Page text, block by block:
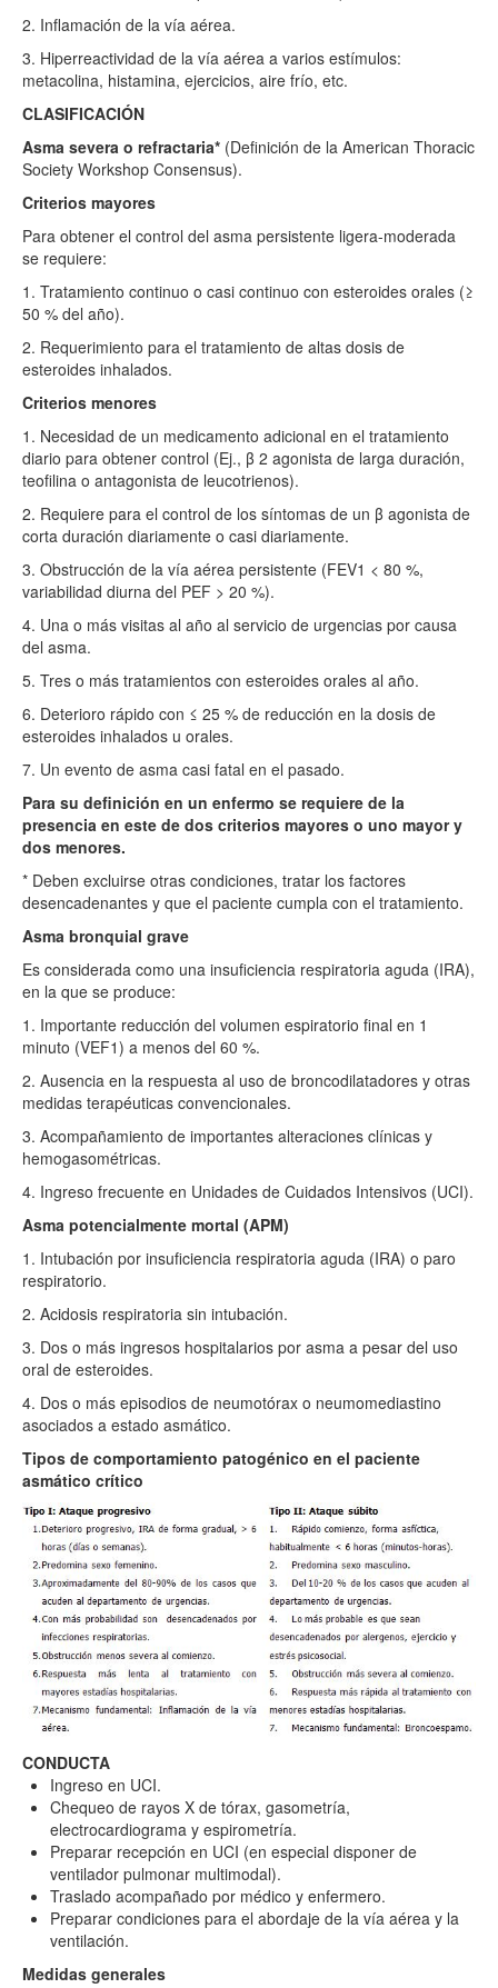
2. Inflamación de la vía aérea.
3. Hiperreactividad de la vía aérea a varios estímulos:
metacolina, histamina, ejercicios, aire frío, etc.
CLASIFICACIÓN
Asma severa o refractaria* (Definición de la American Thoracic
Society Workshop Consensus).
Criterios mayores
Para obtener el control del asma persistente ligera-moderada
se requiere:
1. Tratamiento continuo o casi continuo con esteroides orales (≥
50 % del año).
2. Requerimiento para el tratamiento de altas dosis de
esteroides inhalados.
Criterios menores
1. Necesidad de un medicamento adicional en el tratamiento
diario para obtener control (Ej., β 2 agonista de larga duración,
teofilina o antagonista de leucotrienos).
2. Requiere para el control de los síntomas de un β agonista de
corta duración diariamente o casi diariamente.
3. Obstrucción de la vía aérea persistente (FEV1 < 80 %,
variabilidad diurna del PEF > 20 %).
4. Una o más visitas al año al servicio de urgencias por causa
del asma.
5. Tres o más tratamientos con esteroides orales al año.
6. Deterioro rápido con ≤ 25 % de reducción en la dosis de
esteroides inhalados u orales.
7. Un evento de asma casi fatal en el pasado.
Para su definición en un enfermo se requiere de la
presencia en este de dos criterios mayores o uno mayor y
dos menores.
* Deben excluirse otras condiciones, tratar los factores
desencadenantes y que el paciente cumpla con el tratamiento.
Asma bronquial grave
Es considerada como una insuficiencia respiratoria aguda (IRA),
en la que se produce:
1. Importante reducción del volumen espiratorio final en 1
minuto (VEF1) a menos del 60 %.
2. Ausencia en la respuesta al uso de broncodilatadores y otras
medidas terapéuticas convencionales.
3. Acompañamiento de importantes alteraciones clínicas y
hemogasométricas.
4. Ingreso frecuente en Unidades de Cuidados Intensivos (UCI).
Asma potencialmente mortal (APM)
1. Intubación por insuficiencia respiratoria aguda (IRA) o paro
respiratorio.
2. Acidosis respiratoria sin intubación.
3. Dos o más ingresos hospitalarios por asma a pesar del uso
oral de esteroides.
4. Dos o más episodios de neumotórax o neumomediastino
asociados a estado asmático.
Tipos de comportamiento patogénico en el paciente
asmático crítico
CONDUCTA
Ingreso en UCI.
Chequeo de rayos X de tórax, gasometría,
electrocardiograma y espirometría.
Preparar recepción en UCI (en especial disponer de
ventilador pulmonar multimodal).
Traslado acompañado por médico y enfermero.
Preparar condiciones para el abordaje de la vía aérea y la
ventilación.
Medidas generales